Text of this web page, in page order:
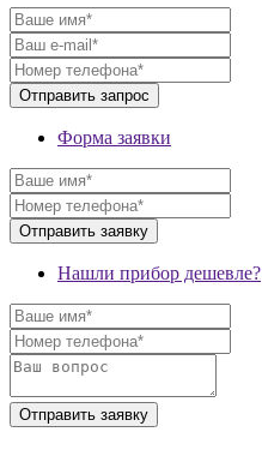
Форма заявки
Нашли прибор дешевле?